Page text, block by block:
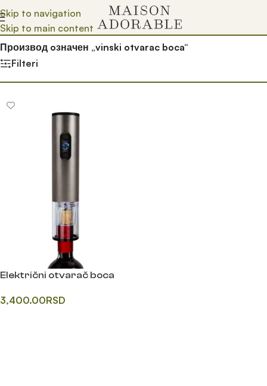
Skip to navigation
Skip to main content
Почетна/Prodavnica/
Производ oзначен „vinski otvarac boca“
Filteri
Električni otvarač boca
3,400.00RSD